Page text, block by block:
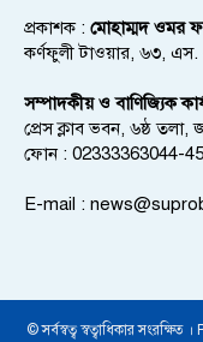
প্রকাশক : মোহাম্মদ ওমর
কর্ণফুলী টাওয়ার, ৬৩,
সম্পাদকীয় ও বাণিজ্যিক
প্রেস ক্লাব ভবন, ৬ষ্ঠ তলা,
ফোন : 02333363044-45
E-mail :
© সর্বস্বত্ব স্বত্বাধিকার